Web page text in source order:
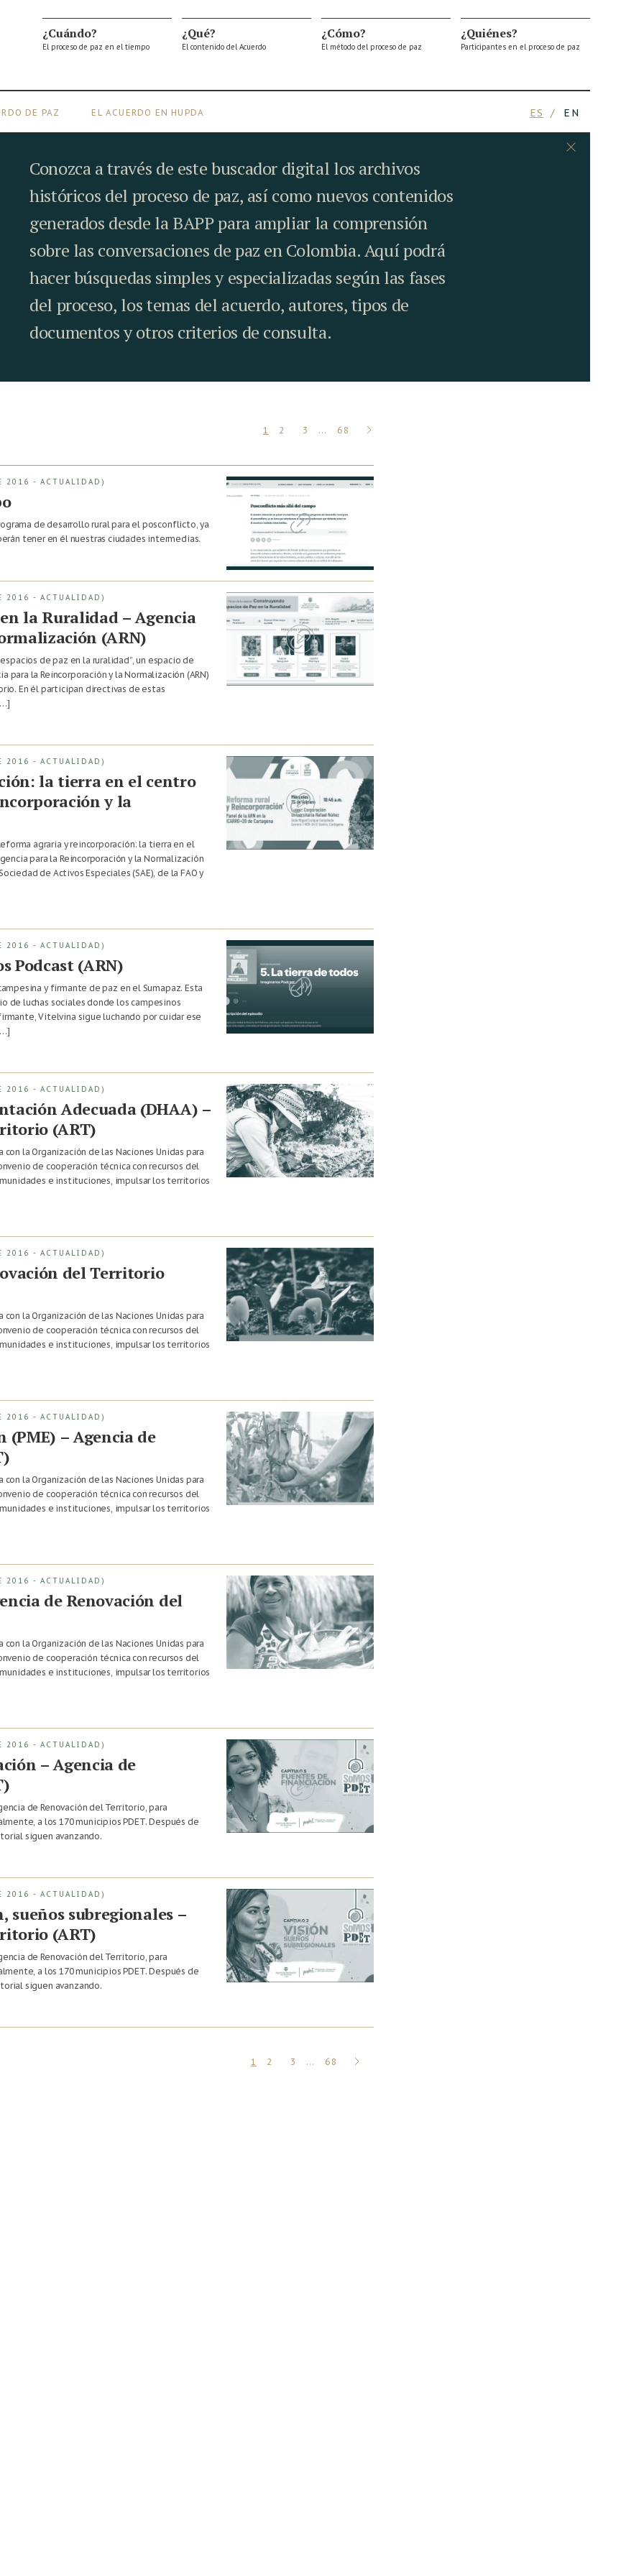
¿Cuándo?
El proceso de paz en el tiempo
¿Qué?
El contenido del Acuerdo
¿Cómo?
El método del proceso de paz
¿Quiénes?
Participantes en el proceso de paz
DE PAZ EL ACUERDO EN ES EN
Conozca a través de este buscador digital los archivos
históricos del proceso de paz, así como nuevos contenidos
generados desde la BAPP para ampliar la comprensión
sobre las conversaciones de paz en Colombia. Aquí podrá
hacer búsquedas simples y especializadas según las fases
del proceso, los temas del acuerdo, autores, tipos de
documentos y otros criterios de consulta.
1 2 3 … 68
2016 - ACTUALIDAD)
de desarrollo rural para el posconflicto, ya
tener en él nuestras ciudades intermedias.
2016 - ACTUALIDAD)
en la Ruralidad – Agencia
(ARN)
de paz en la ruralidad”, un espacio de
para la Reincorporación y la Normalización (ARN)
En él participan directivas de estas
2016 - ACTUALIDAD)
la tierra en el centro
y la
agraria y reincorporación: la tierra en el
para la Reincorporación y la Normalización
de Activos Especiales (SAE), de la FAO y
2016 - ACTUALIDAD)
Podcast (ARN)
y firmante de paz en el Sumapaz. Esta
de luchas sociales donde los campesinos
Vitelvina sigue luchando por cuidar ese
2016 - ACTUALIDAD)
Adecuada (DHAA) –
(ART)
con la Organización de las Naciones Unidas para
de cooperación técnica con recursos del
e instituciones, impulsar los territorios
2016 - ACTUALIDAD)
del Territorio
con la Organización de las Naciones Unidas para
de cooperación técnica con recursos del
e instituciones, impulsar los territorios
2016 - ACTUALIDAD)
(PME) – Agencia de
con la Organización de las Naciones Unidas para
de cooperación técnica con recursos del
e instituciones, impulsar los territorios
2016 - ACTUALIDAD)
de Renovación del
con la Organización de las Naciones Unidas para
de cooperación técnica con recursos del
e instituciones, impulsar los territorios
2016 - ACTUALIDAD)
– Agencia de
de Renovación del Territorio, para
a los 170 municipios PDET. Después de
siguen avanzando.
2016 - ACTUALIDAD)
sueños subregionales –
(ART)
de Renovación del Territorio, para
a los 170 municipios PDET. Después de
siguen avanzando.
1 2 3 … 68